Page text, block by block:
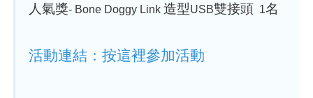
人氣獎- Bone Doggy Link 造型USB雙接頭 1名
活動連結：按這裡參加活動